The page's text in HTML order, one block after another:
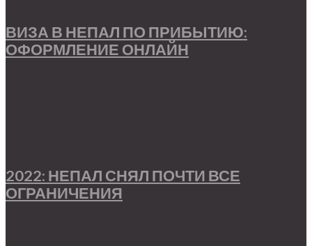
ВИЗА В НЕПАЛ ПО ПРИБЫТИЮ:
ОФОРМЛЕНИЕ ОНЛАЙН
2022: НЕПАЛ СНЯЛ ПОЧТИ ВСЕ
ОГРАНИЧЕНИЯ